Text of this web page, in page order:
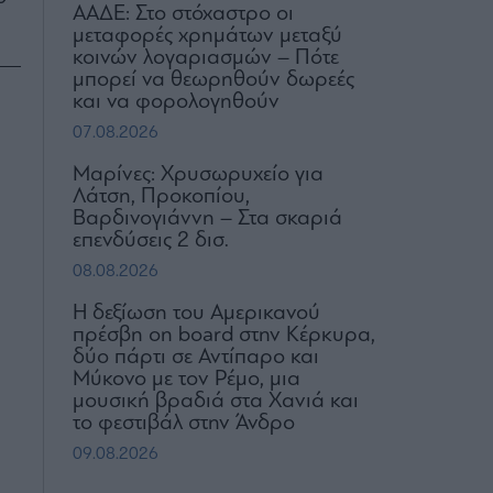
ΑΑΔΕ: Στο στόχαστρο οι
μεταφορές χρημάτων μεταξύ
κοινών λογαριασμών – Πότε
μπορεί να θεωρηθούν δωρεές
και να φορολογηθούν
07.08.2026
Μαρίνες: Χρυσωρυχείο για
Λάτση, Προκοπίου,
Βαρδινογιάννη – Στα σκαριά
επενδύσεις 2 δισ.
08.08.2026
H δεξίωση του Αμερικανού
πρέσβη on board στην Κέρκυρα,
δύο πάρτι σε Αντίπαρο και
Μύκονο με τον Ρέμο, μια
μουσική βραδιά στα Χανιά και
το φεστιβάλ στην Άνδρο
09.08.2026